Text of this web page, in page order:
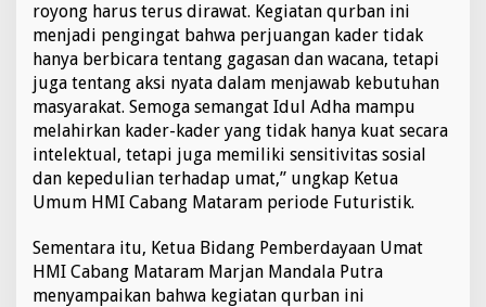
royong harus terus dirawat. Kegiatan qurban ini
menjadi pengingat bahwa perjuangan kader tidak
hanya berbicara tentang gagasan dan wacana, tetapi
juga tentang aksi nyata dalam menjawab kebutuhan
masyarakat. Semoga semangat Idul Adha mampu
melahirkan kader-kader yang tidak hanya kuat secara
intelektual, tetapi juga memiliki sensitivitas sosial
dan kepedulian terhadap umat,” ungkap Ketua
Umum HMI Cabang Mataram periode Futuristik.
Sementara itu, Ketua Bidang Pemberdayaan Umat
HMI Cabang Mataram Marjan Mandala Putra
menyampaikan bahwa kegiatan qurban ini